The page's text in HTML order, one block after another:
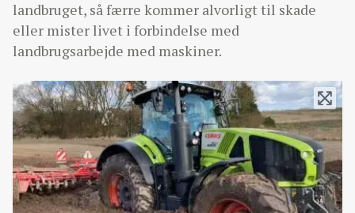
landbruget, så færre kommer alvorligt til skade
eller mister livet i forbindelse med
landbrugsarbejde med maskiner.